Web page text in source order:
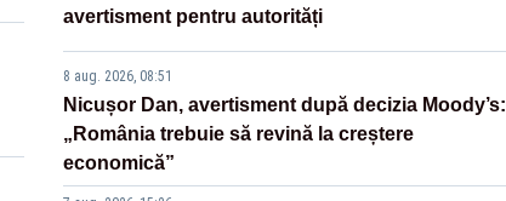
avertisment pentru autorități
8 aug. 2026, 08:51
Nicușor Dan, avertisment după decizia Moody’s:
„România trebuie să revină la creștere
economică”